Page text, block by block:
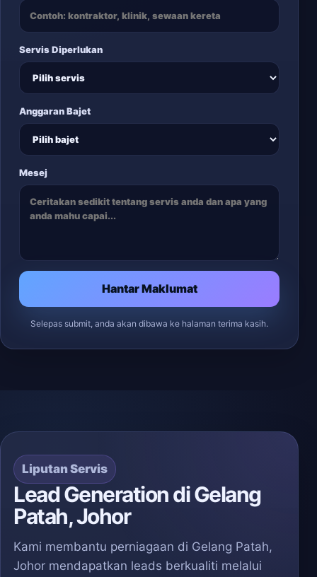
Servis Diperlukan
Anggaran Bajet
Mesej
Hantar Maklumat
Selepas submit, anda akan dibawa ke halaman terima kasih.
Liputan Servis
Lead Generation di Gelang
Patah, Johor
Kami membantu perniagaan di Gelang Patah,
Johor mendapatkan leads berkualiti melalui